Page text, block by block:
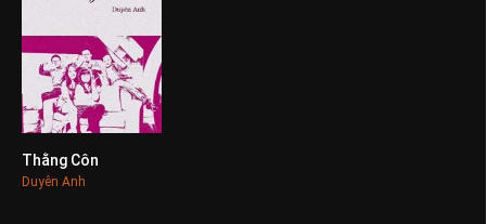
Thằng Côn
Duyên Anh